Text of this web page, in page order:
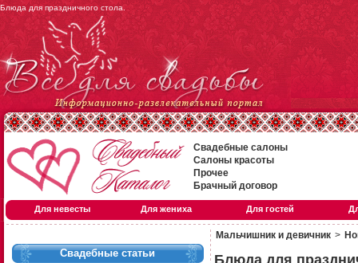
Блюда для праздничного стола.
Свадебные салоны
Салоны красоты
Прочее
Брачный договор
Для невесты Для жениха Для гостей
Свадебные статьи
Мальчишник и девичник >
Блюда для